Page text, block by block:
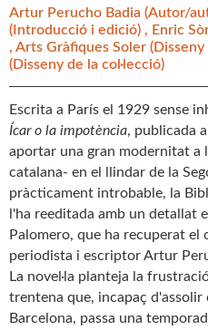
Artur Perucho Badia (Autor/
(Introducció i edició) , Enric
, Arts Gràfiques Soler (Disseny
(Disseny de la col·lecció)
Escrita a París el 1929 sense
Ícar o la impotència, publicada
aportar una gran modernitat a
catalana- en el llindar de la
pràcticament introbable, la
l'ha reeditada amb un detallat
Palomero, que ha recuperat el
periodista i escriptor Artur
La novel·la planteja la
trentena que, incapaç d'assolir
Barcelona, passa una